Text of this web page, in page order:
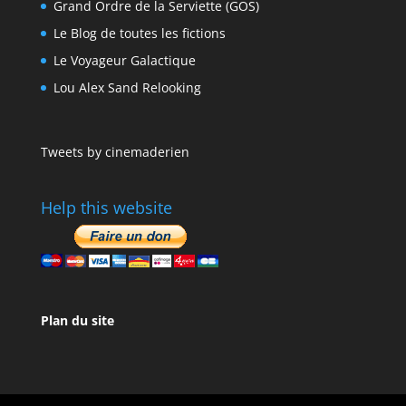
Grand Ordre de la Serviette (GOS)
Le Blog de toutes les fictions
Le Voyageur Galactique
Lou Alex Sand Relooking
Tweets by cinemaderien
Help this website
Plan du site